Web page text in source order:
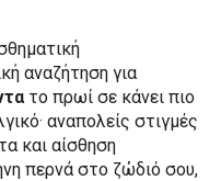
αναζήτηση για
το πρωί σε κάνει πιο
αναπολείς στιγμές
και αίσθηση
περνά στο ζώδιό σου,